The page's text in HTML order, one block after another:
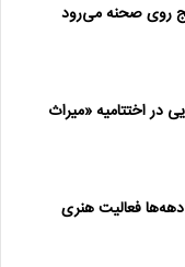
روی صحنه می‌رود
در اختتامیه «میراث
دهه‌ها فعالیت هنری